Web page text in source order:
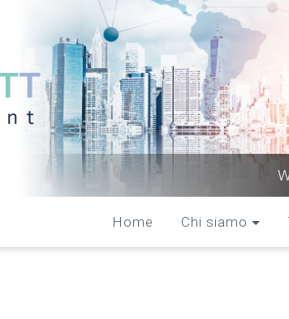
Home Chi siamo